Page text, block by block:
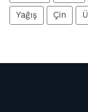
Yağış Çin